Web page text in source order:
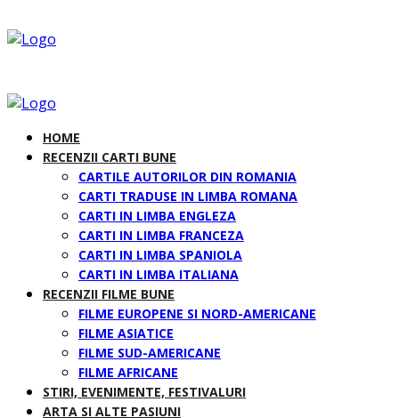
HOME
RECENZII CARTI BUNE
CARTILE AUTORILOR DIN ROMANIA
CARTI TRADUSE IN LIMBA ROMANA
CARTI IN LIMBA ENGLEZA
CARTI IN LIMBA FRANCEZA
CARTI IN LIMBA SPANIOLA
CARTI IN LIMBA ITALIANA
RECENZII FILME BUNE
FILME EUROPENE SI NORD-AMERICANE
FILME ASIATICE
FILME SUD-AMERICANE
FILME AFRICANE
STIRI, EVENIMENTE, FESTIVALURI
ARTA SI ALTE PASIUNI